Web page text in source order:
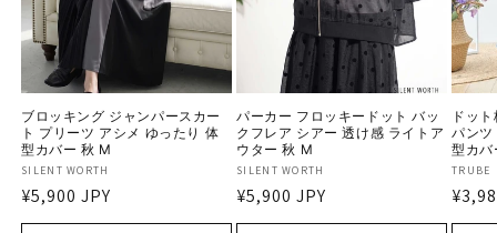
ブロッキング ジャンパースカー
ト プリーツ アシメ ゆったり 体
型カバー 秋 M
販
売
元:
SILENT WORTH
通
常
¥5,900 JPY
パーカー フロッキードット バッ
クフレア シアー 透け感 ライトア
ウター 秋 M
販
売
元:
SILENT WORTH
通
常
¥5,900 JPY
ドッ
パンツ
型カ
販
売
元:
TRUBE
通
常